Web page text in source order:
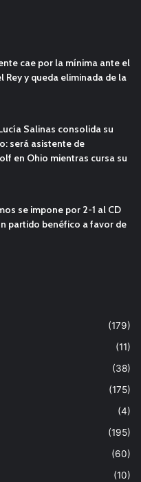
cae por la mínima ante el
Rey y queda eliminada de la
Salinas consolida su
será asistente de
en Ohio mientras cursa su
se impone por 2-1 al CD
partido benéfico a favor de
(179)
(11)
(38)
(175)
(4)
(195)
(60)
(10)